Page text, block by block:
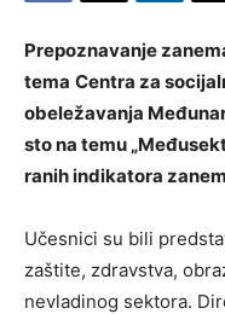
Prepoznavanje
tema Centra za
obeležavanja
sto na temu
ranih indikatora
Učesnici su bili
zaštite, zdravstva,
nevladinog sektora.